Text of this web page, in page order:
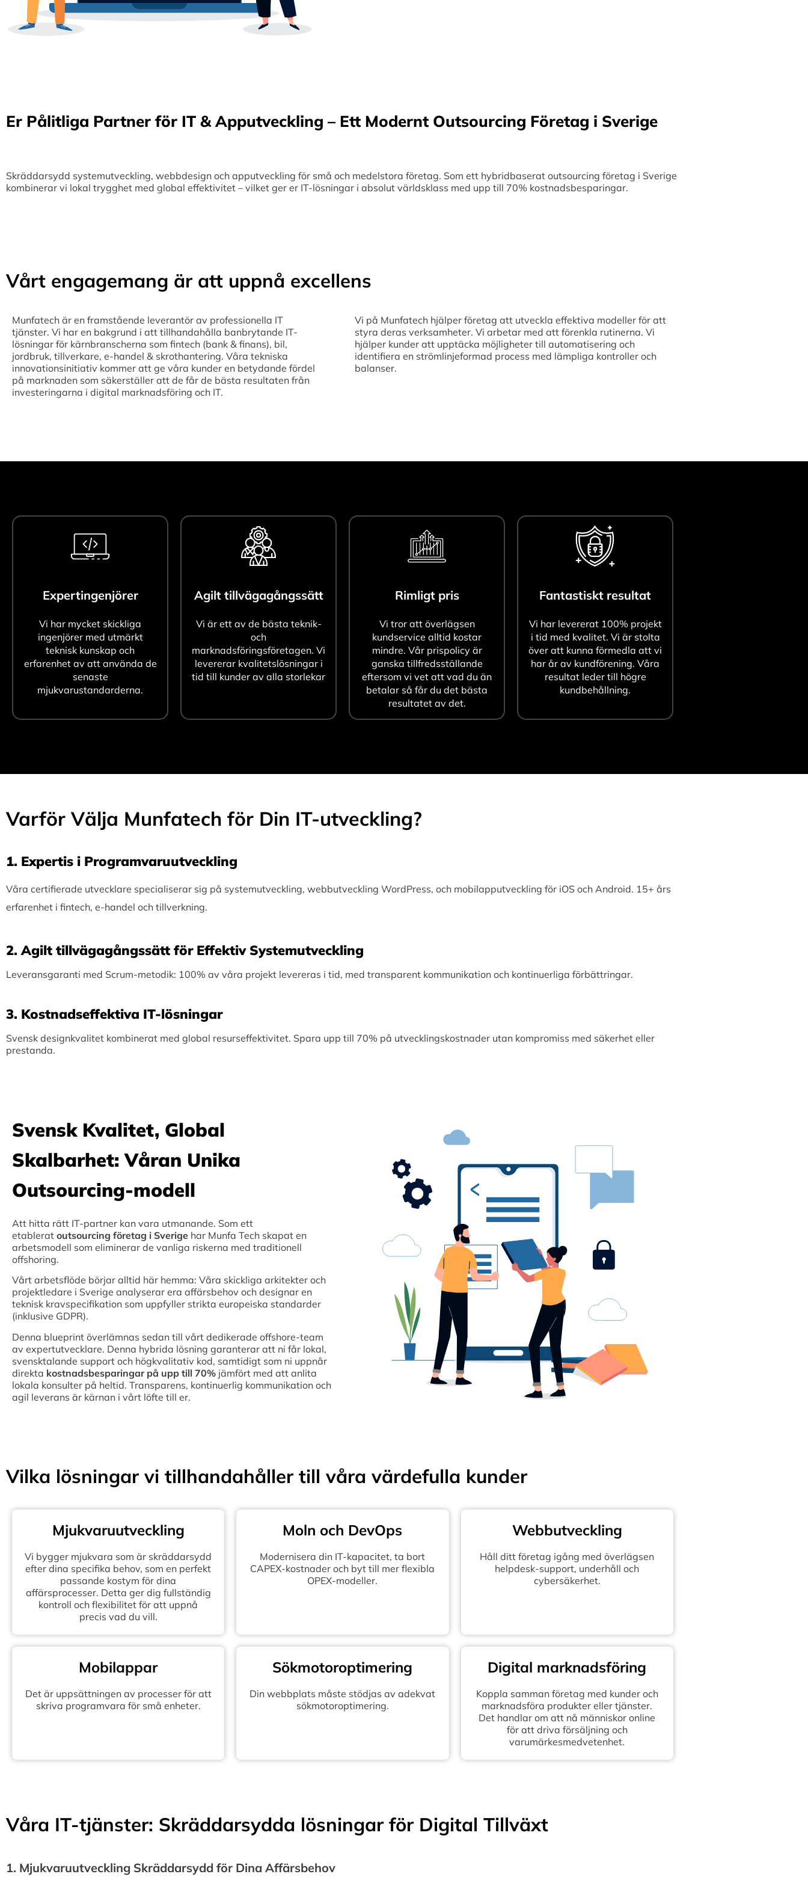
Er Pålitliga Partner för IT & Apputveckling – Ett Modernt Outsourcing Företag i Sverige
Skräddarsydd systemutveckling, webbdesign och apputveckling för små och medelstora företag. Som ett hybridbaserat outsourcing företag i Sverige
kombinerar vi lokal trygghet med global effektivitet – vilket ger er IT-lösningar i absolut världsklass med upp till 70% kostnadsbesparingar.
Vårt engagemang är att uppnå excellens
Munfatech är en framstående leverantör av professionella IT
tjänster. Vi har en bakgrund i att tillhandahålla banbrytande IT-
lösningar för kärnbranscherna som fintech (bank & finans), bil,
jordbruk, tillverkare, e-handel & skrothantering. Våra tekniska
innovationsinitiativ kommer att ge våra kunder en betydande fördel
på marknaden som säkerställer att de får de bästa resultaten från
investeringarna i digital marknadsföring och IT.
Vi på Munfatech hjälper företag att utveckla effektiva modeller för att
styra deras verksamheter. Vi arbetar med att förenkla rutinerna. Vi
hjälper kunder att upptäcka möjligheter till automatisering och
identifiera en strömlinjeformad process med lämpliga kontroller och
balanser.
Expertingenjörer
Vi har mycket skickliga
ingenjörer med utmärkt
teknisk kunskap och
erfarenhet av att använda de
senaste
mjukvarustandarderna.
Agilt tillvägagångssätt
Vi är ett av de bästa teknik-
och
marknadsföringsföretagen. Vi
levererar kvalitetslösningar i
tid till kunder av alla storlekar
Rimligt pris
Vi tror att överlägsen
kundservice alltid kostar
mindre. Vår prispolicy är
ganska tillfredsställande
eftersom vi vet att vad du än
betalar så får du det bästa
resultatet av det.
Fantastiskt resultat
Vi har levererat 100% projekt
i tid med kvalitet. Vi är stolta
över att kunna förmedla att vi
har år av kundförening. Våra
resultat leder till högre
kundbehållning.
Varför Välja Munfatech för Din IT-utveckling?
1.⁠ ⁠Expertis i Programvaruutveckling
Våra certifierade utvecklare specialiserar sig på systemutveckling, webbutveckling WordPress, och mobilapputveckling för iOS och Android. 15+ års
erfarenhet i fintech, e-handel och tillverkning.
2.⁠ ⁠Agilt tillvägagångssätt för Effektiv Systemutveckling
Leveransgaranti med Scrum-metodik: 100% av våra projekt levereras i tid, med transparent kommunikation och kontinuerliga förbättringar.
3.⁠ ⁠Kostnadseffektiva IT-lösningar
Svensk designkvalitet kombinerat med global resurseffektivitet. Spara upp till 70% på utvecklingskostnader utan kompromiss med säkerhet eller
prestanda.
Svensk Kvalitet, Global
Skalbarhet: Våran Unika
Outsourcing-modell
Att hitta rätt IT-partner kan vara utmanande. Som ett
etablerat outsourcing företag i Sverige har Munfa Tech skapat en
arbetsmodell som eliminerar de vanliga riskerna med traditionell
offshoring.
Vårt arbetsflöde börjar alltid här hemma: Våra skickliga arkitekter och
projektledare i Sverige analyserar era affärsbehov och designar en
teknisk kravspecifikation som uppfyller strikta europeiska standarder
(inklusive GDPR).
Denna blueprint överlämnas sedan till vårt dedikerade offshore-team
av expertutvecklare. Denna hybrida lösning garanterar att ni får lokal,
svensktalande support och högkvalitativ kod, samtidigt som ni uppnår
direkta kostnadsbesparingar på upp till 70% jämfört med att anlita
lokala konsulter på heltid. Transparens, kontinuerlig kommunikation och
agil leverans är kärnan i vårt löfte till er.
Vilka lösningar vi tillhandahåller till våra värdefulla kunder
Mjukvaruutveckling
Vi bygger mjukvara som är skräddarsydd
efter dina specifika behov, som en perfekt
passande kostym för dina
affärsprocesser. Detta ger dig fullständig
kontroll och flexibilitet för att uppnå
precis vad du vill.
Moln och DevOps
Modernisera din IT-kapacitet, ta bort
CAPEX-kostnader och byt till mer flexibla
OPEX-modeller.
Webbutveckling
Håll ditt företag igång med överlägsen
helpdesk-support, underhåll och
cybersäkerhet.
Mobilappar
Det är uppsättningen av processer för att
skriva programvara för små enheter.
Sökmotoroptimering
Din webbplats måste stödjas av adekvat
sökmotoroptimering.
Digital marknadsföring
Koppla samman företag med kunder och
marknadsföra produkter eller tjänster.
Det handlar om att nå människor online
för att driva försäljning och
varumärkesmedvetenhet.
Våra IT-tjänster: Skräddarsydda lösningar för Digital Tillväxt
1.⁠ ⁠Mjukvaruutveckling Skräddarsydd för Dina Affärsbehov